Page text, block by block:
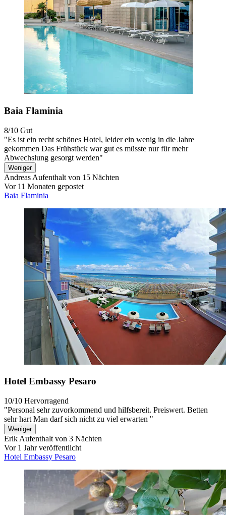
Baia Flaminia
8/10 Gut
"Es ist ein recht schönes Hotel, leider ein wenig in die Jahre
gekommen Das Frühstück war gut es müsste nur für mehr
Abwechslung gesorgt werden"
Weniger
Andreas Aufenthalt von 15 Nächten
Vor 11 Monaten gepostet
Baia Flaminia
Hotel Embassy Pesaro
10/10 Hervorragend
"Personal sehr zuvorkommend und hilfsbereit. Preiswert. Betten
sehr hart Man darf sich nicht zu viel erwarten "
Weniger
Erik Aufenthalt von 3 Nächten
Vor 1 Jahr veröffentlicht
Hotel Embassy Pesaro